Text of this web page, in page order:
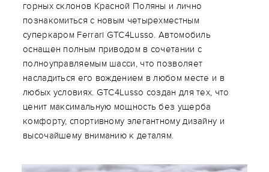
горных склонов Красной Поляны и лично
познакомиться с новым четырехместным
суперкаром Ferrari GTC4Lusso. Автомобиль
оснащен полным приводом в сочетании с
полноуправляемым шасси, что позволяет
насладиться его вождением в любом месте и в
любых условиях. GTC4Lusso создан для тех, что
ценит максимальную мощность без ущерба
комфорту, спортивному элегантному дизайну и
высочайшему вниманию к деталям.